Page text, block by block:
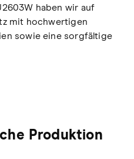
haben wir auf
mit hochwertigen
sowie eine sorgfältige
Produktion